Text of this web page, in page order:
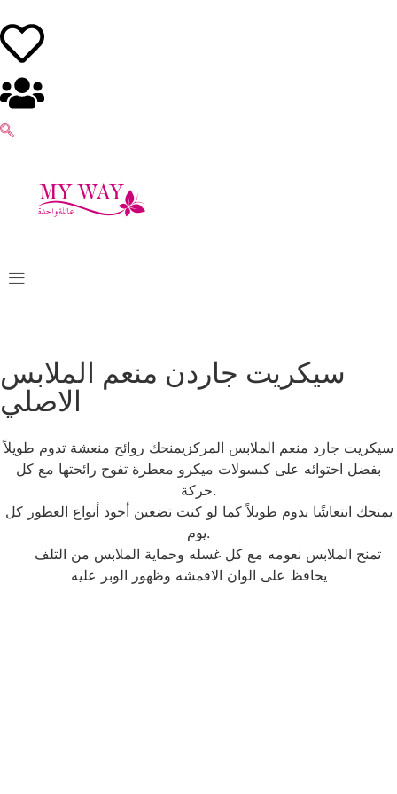
سيكريت جاردن منعم الملابس
الاصلي
سيكريت جارد منعم الملابس المركزيمنحك روائح منعشة تدوم طويلاً
بفضل احتوائه على كبسولات ميكرو معطرة تفوح رائحتها مع كل
حركة.
يمنحك انتعاشًا يدوم طويلاً كما لو كنت تضعين أجود أنواع العطور كل
يوم.
تمنح الملابس نعومه مع كل غسله وحماية الملابس من التلف
يحافظ على الوان الاقمشه وظهور الوبر عليه